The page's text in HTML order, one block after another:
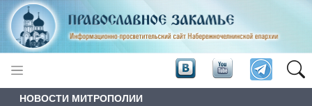
НОВОСТИ МИТРОПОЛИИ